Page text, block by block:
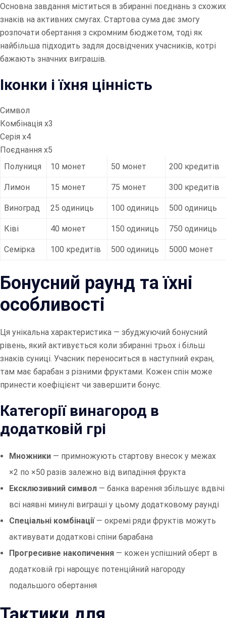
Основна завдання міститься в збиранні поєднань з схожих
знаків на активних смугах. Стартова сума дає змогу
розпочати обертання з скромним бюджетом, тоді як
найбільша підходить задля досвідчених учасників, котрі
бажають значних виграшів.
Іконки і їхня цінність
Символ
Комбінація х3
Серія х4
Поєднання х5
Полуниця
10 монет 50 монет 200 кредитів
Лимон 15 монет 75 монет 300 кредитів
Виноград 25 одиниць 100 одиниць 500 одиниць
Ківі 40 монет 150 одиниць 750 одиниць
Семірка 100 кредитів 500 одиниць 5000 монет
Бонусний раунд та їхні
особливості
Ця унікальна характеристика — збуджуючий бонусний
рівень, який активується коли збиранні трьох і більш
знаків суниці. Учасник переноситься в наступний екран,
там має барабан з різними фруктами. Кожен спін може
принести коефіцієнт чи завершити бонус.
Категорії винагород в
додатковій грі
Множники — примножують стартову внесок у межах
×2 по ×50 разів залежно від випадіння фрукта
Ексклюзивний символ — банка варення збільшує вдвічі
всі наявні минулі виграші у цьому додатковому раунді
Спеціальні комбінації— окремі ряди фруктів можуть
активувати додаткові спіни барабана
Прогресивне накопичення — кожен успішний оберт в
додатковій грі нарощує потенційний нагороду
подальшого обертання